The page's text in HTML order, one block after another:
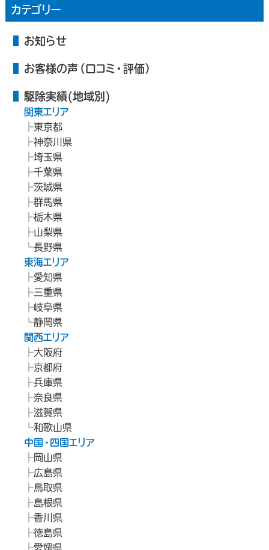
カテゴリー
お知らせ
お客様の声（口コミ・評価）
駆除実績(地域別)
関東エリア
東京都
神奈川県
埼玉県
千葉県
茨城県
群馬県
栃木県
山梨県
長野県
東海エリア
愛知県
三重県
岐阜県
静岡県
関西エリア
大阪府
京都府
兵庫県
奈良県
滋賀県
和歌山県
中国・四国エリア
岡山県
広島県
鳥取県
島根県
香川県
徳島県
愛媛県